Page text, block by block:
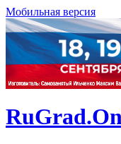
Мобильная версия